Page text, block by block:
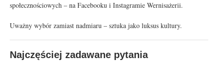
społecznościowych – na Facebooku i Instagramie Wernisażerii.
Uważny wybór zamiast nadmiaru – sztuka jako luksus kultury.
Najczęściej zadawane pytania